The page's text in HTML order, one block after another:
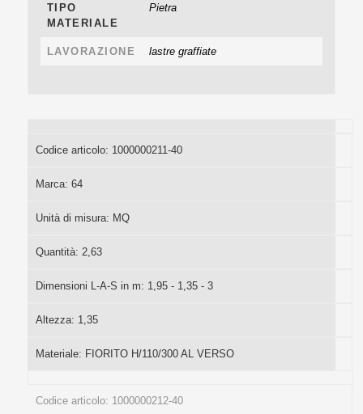
TIPO
MATERIALE
Pietra
LAVORAZIONE lastre graffiate
Codice articolo: 1000000211-40
Marca: 64
Unità di misura: MQ
Quantità: 2,63
Dimensioni L-A-S in m: 1,95 - 1,35 - 3
Altezza: 1,35
Materiale: FIORITO H/110/300 AL VERSO
Codice articolo: 1000000212-40